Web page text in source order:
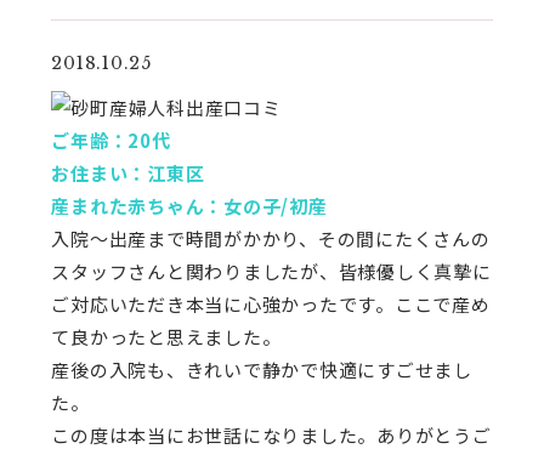
2018.10.25
ご年齢：20代
お住まい：江東区
産まれた赤ちゃん：女の子/初産
入院～出産まで時間がかかり、その間にたくさんの
スタッフさんと関わりましたが、皆様優しく真摯に
ご対応いただき本当に心強かったです。ここで産め
て良かったと思えました。
産後の入院も、きれいで静かで快適にすごせまし
た。
この度は本当にお世話になりました。ありがとうご